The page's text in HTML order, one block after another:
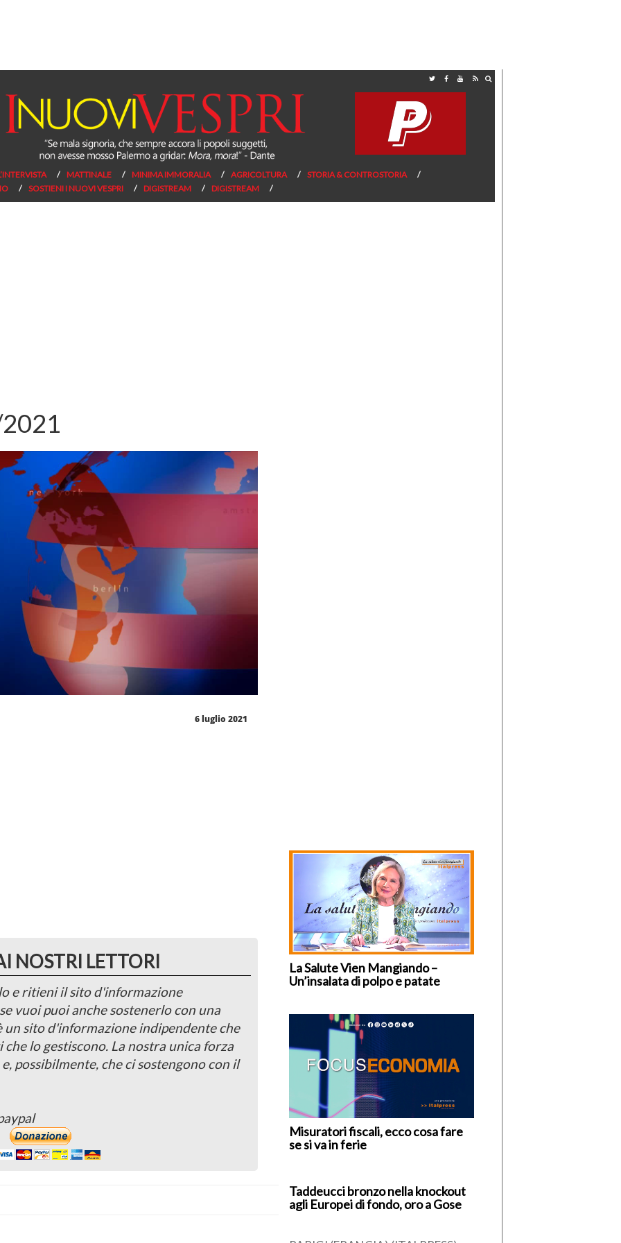
MATTINALE MINIMA IMMORALIA AGRICOLTURA
STORIA & CONTROSTORIA
SOSTIENI I NUOVI VESPRI DIGISTREAM DIGISTREAM
6 luglio 2021
NOSTRI LETTORI
e ritieni il sito d'informazione
vuoi puoi anche sostenerlo con una
sito d'informazione indipendente che
lo gestiscono. La nostra unica forza
possibilmente, che ci sostengono con il
La Salute Vien Mangiando –
Un’insalata di polpo e patate
Misuratori fiscali, ecco cosa fare
se si va in ferie
Taddeucci bronzo nella knockout
agli Europei di fondo, oro a Gose